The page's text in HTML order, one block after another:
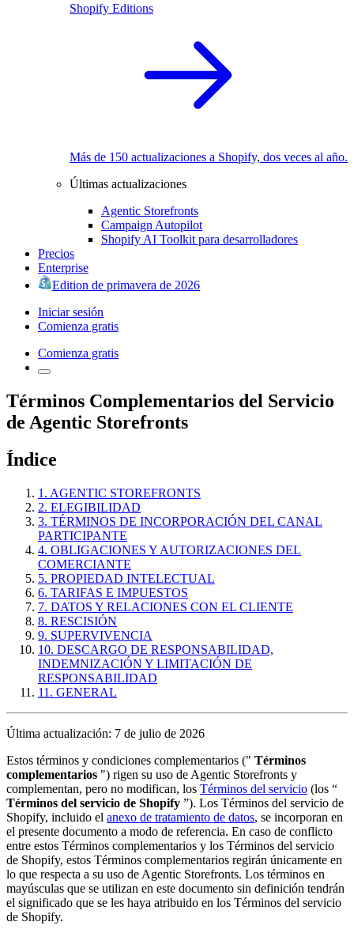
Shopify Editions
Más de 150 actualizaciones a Shopify, dos veces al año.
Últimas actualizaciones
Agentic Storefronts
Campaign Autopilot
Shopify AI Toolkit para desarrolladores
Precios
Enterprise
Edition de primavera de 2026
Iniciar sesión
Comienza gratis
Comienza gratis
Términos Complementarios del Servicio
de Agentic Storefronts
Índice
1. AGENTIC STOREFRONTS
2. ELEGIBILIDAD
3. TÉRMINOS DE INCORPORACIÓN DEL CANAL
PARTICIPANTE
4. OBLIGACIONES Y AUTORIZACIONES DEL
COMERCIANTE
5. PROPIEDAD INTELECTUAL
6. TARIFAS E IMPUESTOS
7. DATOS Y RELACIONES CON EL CLIENTE
8. RESCISIÓN
9. SUPERVIVENCIA
10. DESCARGO DE RESPONSABILIDAD,
INDEMNIZACIÓN Y LIMITACIÓN DE
RESPONSABILIDAD
11. GENERAL
Última actualización: 7 de julio de 2026
Estos términos y condiciones complementarios (" Términos
complementarios ") rigen su uso de Agentic Storefronts y
complementan, pero no modifican, los Términos del servicio (los “
Términos del servicio de Shopify ”). Los Términos del servicio de
Shopify, incluido el anexo de tratamiento de datos, se incorporan en
el presente documento a modo de referencia. En caso de conflicto
entre estos Términos complementarios y los Términos del servicio
de Shopify, estos Términos complementarios regirán únicamente en
lo que respecta a su uso de Agentic Storefronts. Los términos en
mayúsculas que se utilizan en este documento sin definición tendrán
el significado que se les haya atribuido en los Términos del servicio
de Shopify.